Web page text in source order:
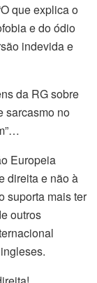
que explica o
e do ódio
indevida e
da RG sobre
sarcasmo no
Europeia
direita e não à
suporta mais ter
outros